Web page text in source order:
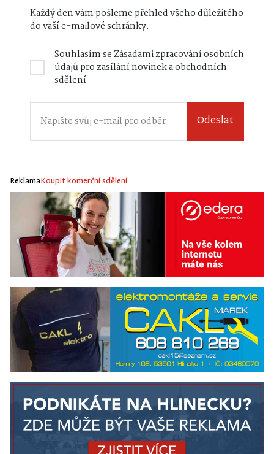
Každý den vám pošleme přehled všeho důležitého
do vaší e-mailové schránky.
Souhlasím seZásadami zpracování osobních
údajůpro zasílání novinek a obchodních
sdělení
Odeslat
ReklamaKoupit komerční sdělení